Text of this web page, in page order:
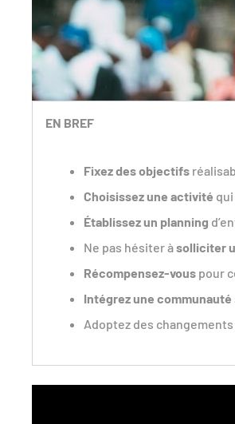
EN BREF
Fixez des objectifs
Choisissez une activité
Établissez un planning
Ne pas hésiter àsolliciter
Récompensez-vous pour
Intégrez une communauté
Adoptez des changements